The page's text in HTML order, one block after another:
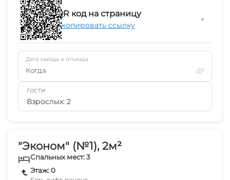
"Эконом" (№1), 2м²
Спальных мест: 3
Этаж: 0
QR код на страницу
Скопировать ссылку
▼
Дата заезда и отъезда
Когда
ГОСТИ
Взрослых: 2